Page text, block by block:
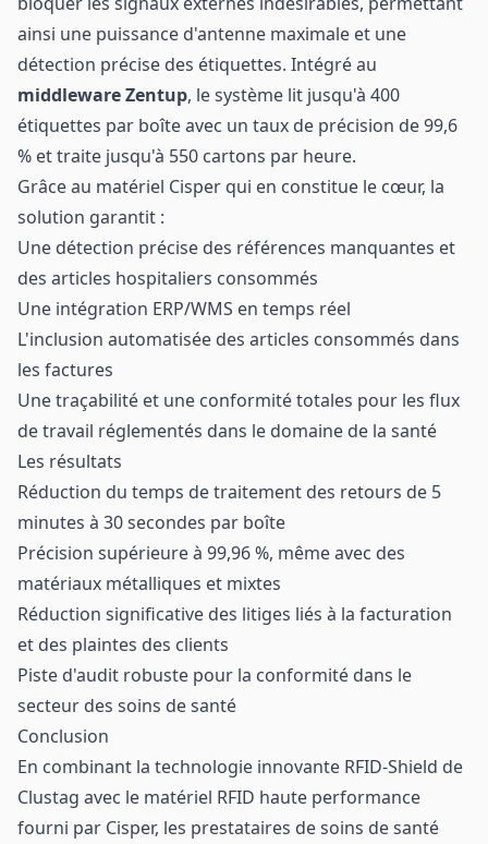
ainsi une puissance d'antenne maximale et une
détection précise des étiquettes. Intégré au
middleware Zentup, le système lit jusqu'à 400
étiquettes par boîte avec un taux de précision de 99,6
% et traite jusqu'à 550 cartons par heure.
Grâce au matériel Cisper qui en constitue le cœur, la
solution garantit :
Une détection précise des références manquantes et
des articles hospitaliers consommés
Une intégration ERP/WMS en temps réel
L'inclusion automatisée des articles consommés dans
les factures
Une traçabilité et une conformité totales pour les flux
de travail réglementés dans le domaine de la santé
Les résultats
Réduction du temps de traitement des retours de 5
minutes à 30 secondes par boîte
Précision supérieure à 99,96 %, même avec des
matériaux métalliques et mixtes
Réduction significative des litiges liés à la facturation
et des plaintes des clients
Piste d'audit robuste pour la conformité dans le
secteur des soins de santé
Conclusion
En combinant la technologie innovante RFID-Shield de
Clustag avec le matériel RFID haute performance
fourni par Cisper, les prestataires de soins de santé